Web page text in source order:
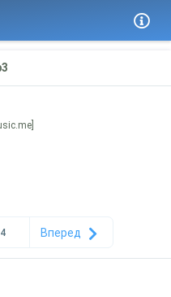
Вперед